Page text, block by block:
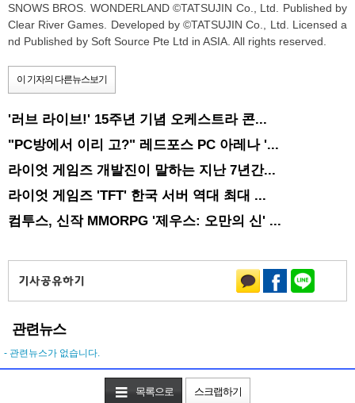
SNOWS BROS. WONDERLAND ©TATSUJIN Co., Ltd. Published by
Clear River Games. Developed by ©TATSUJIN Co., Ltd. Licensed a
nd Published by Soft Source Pte Ltd in ASIA. All rights reserved.
이 기자의 다른뉴스보기
'러브 라이브!' 15주년 기념 오케스트라 콘...
"PC방에서 이리 고?" 레드포스 PC 아레나 '...
라이엇 게임즈 개발진이 말하는 지난 7년간...
라이엇 게임즈 'TFT' 한국 서버 역대 최대 ...
컴투스, 신작 MMORPG '제우스: 오만의 신' ...
관련뉴스
- 관련뉴스가 없습니다.
목록으로 스크랩하기